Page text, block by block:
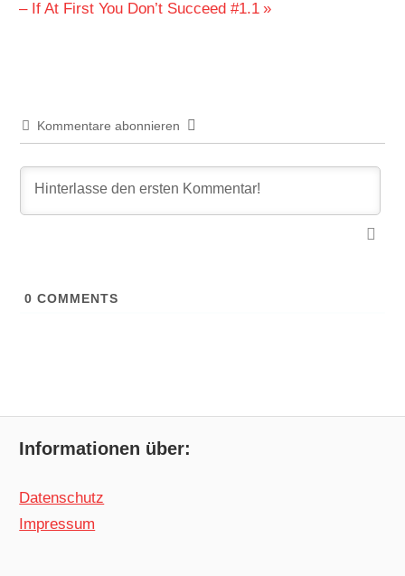
Beitrag:
– If At First You Don’t Succeed #1.1
Kommentare abonnieren
0 COMMENTS
Informationen über:
Datenschutz
Impressum